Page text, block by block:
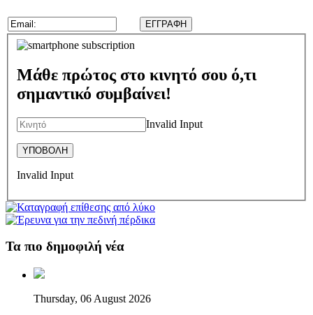
Μάθε πρώτος στο κινητό σου ό,τι
σημαντικό συμβαίνει!
Invalid Input
Invalid Input
Τα πιο δημοφιλή νέα
Thursday, 06 August 2026